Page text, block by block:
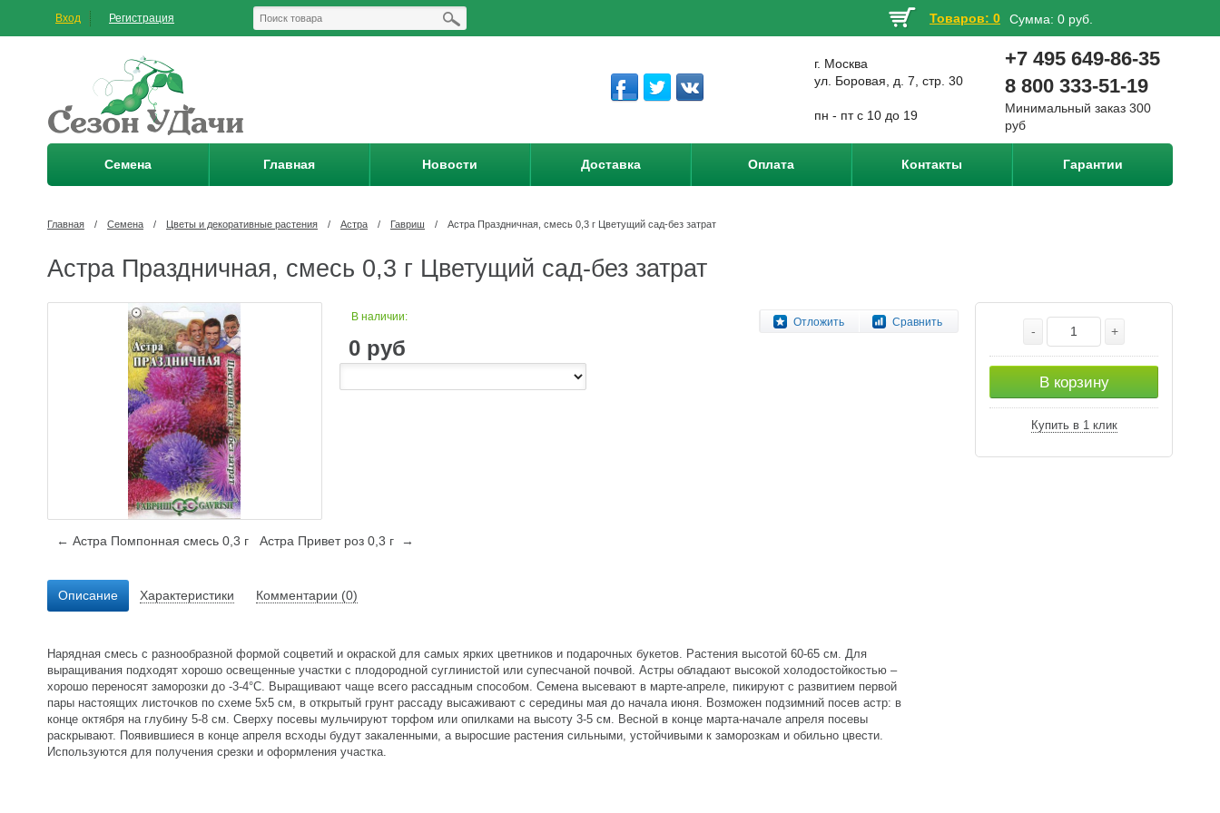
Вход Регистрация Товаров: 0 Сумма: 0 руб.
г. Москва
ул. Боровая, д. 7, стр. 30
пн - пт с 10 до 19
+7 495 649-86-35
8 800 333-51-19
Минимальный заказ 300
руб
Семена Главная Новости Доставка Оплата Контакты Гарантии
Главная / Семена / Цветы и декоративные растения / Астра / Гавриш / Астра Праздничная, смесь 0,3 г Цветущий сад-без затрат
Астра Праздничная, смесь 0,3 г Цветущий сад-без затрат
Отложить Сравнить
В наличии:
0 руб
- +
В корзину
Купить в 1 клик
← Астра Помпонная смесь 0,3 г Астра Привет роз 0,3 г →
Описание Характеристики Комментарии (0)
Нарядная смесь с разнообразной формой соцветий и окраской для самых ярких цветников и подарочных букетов. Растения высотой 60-65 см. Для
выращивания подходят хорошо освещенные участки с плодородной суглинистой или супесчаной почвой. Астры обладают высокой холодостойкостью –
хорошо переносят заморозки до -3-4°C. Выращивают чаще всего рассадным способом. Семена высевают в марте-апреле, пикируют с развитием первой
пары настоящих листочков по схеме 5х5 см, в открытый грунт рассаду высаживают с середины мая до начала июня. Возможен подзимний посев астр: в
конце октября на глубину 5-8 см. Сверху посевы мульчируют торфом или опилками на высоту 3-5 см. Весной в конце марта-начале апреля посевы
раскрывают. Появившиеся в конце апреля всходы будут закаленными, а выросшие растения сильными, устойчивыми к заморозкам и обильно цвести.
Используются для получения срезки и оформления участка.